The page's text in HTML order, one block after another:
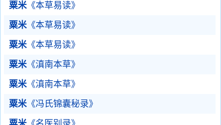
粟米《本草易读》
粟米《本草易读》
粟米《本草易读》
粟米《滇南本草》
粟米《滇南本草》
粟米《冯氏锦囊秘录》